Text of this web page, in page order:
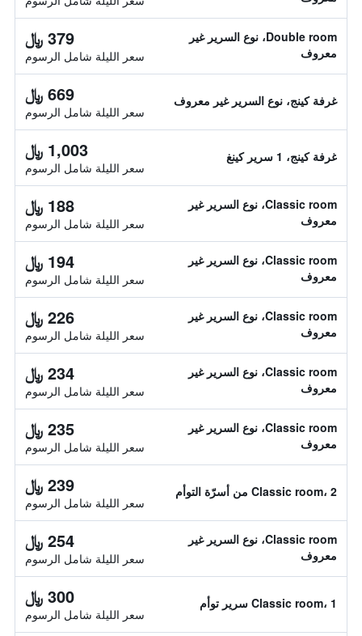
Double room، نوع السرير غير
معروف
379 ﷼
سعر الليلة شامل الرسوم
غرفة كينج، نوع السرير غير معروف 669 ﷼
سعر الليلة شامل الرسوم
غرفة كينج، 1 سرير كينغ 1,003 ﷼
سعر الليلة شامل الرسوم
Classic room، نوع السرير غير
معروف
188 ﷼
سعر الليلة شامل الرسوم
Classic room، نوع السرير غير
معروف
194 ﷼
سعر الليلة شامل الرسوم
Classic room، نوع السرير غير
معروف
226 ﷼
سعر الليلة شامل الرسوم
Classic room، نوع السرير غير
معروف
234 ﷼
سعر الليلة شامل الرسوم
Classic room، نوع السرير غير
معروف
235 ﷼
سعر الليلة شامل الرسوم
Classic room، 2 من أسرّة التوأم 239 ﷼
سعر الليلة شامل الرسوم
Classic room، نوع السرير غير
معروف
254 ﷼
سعر الليلة شامل الرسوم
Classic room، 1 سرير توأم 300 ﷼
سعر الليلة شامل الرسوم